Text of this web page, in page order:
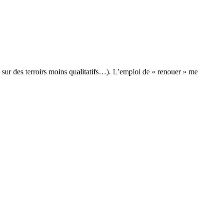
des terroirs moins qualitatifs…). L’emploi de « renouer » me